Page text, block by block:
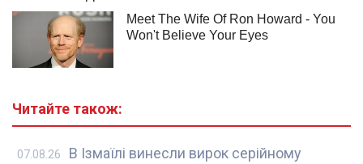
Читайте також:
В Ізмаїлі винесли вирок серійному
07.08.26